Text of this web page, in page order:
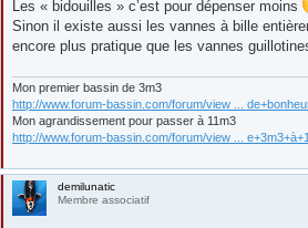
s
a
e
Les « bidouilles » c’est pour dépenser moins
Sinon il existe aussi les vannes à bille
encore plus pratique que les vannes
Mon premier bassin de 3m3
http://www.forum-bassin.com/forum/view ...
Mon agrandissement pour passer à 11m3
http://www.forum-bassin.com/forum/view ...
demilunatic
Membre associatif